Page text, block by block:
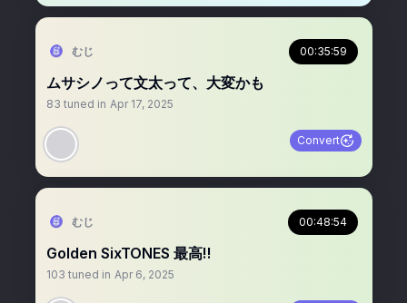
むじ 00:35:59
ムサシノって文太って、大変かも
83 tuned in Apr 17, 2025
Convert
むじ 00:48:54
Golden SixTONES 最高‼️
103 tuned in Apr 6, 2025